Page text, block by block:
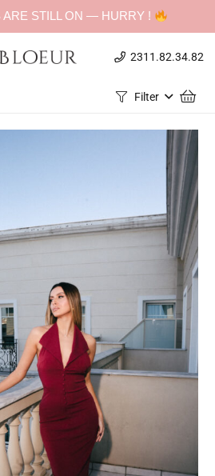
ARE STILL ON — HURRY !
2311.82.34.82
Filter